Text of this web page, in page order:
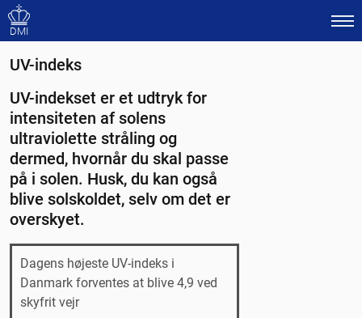
DMI
UV-indeks
UV-indekset er et udtryk for
intensiteten af solens
ultraviolette stråling og
dermed, hvornår du skal passe
på i solen. Husk, du kan også
blive solskoldet, selv om det er
overskyet.
Dagens højeste UV-indeks i
Danmark forventes at blive 4,9 ved
skyfrit vejr